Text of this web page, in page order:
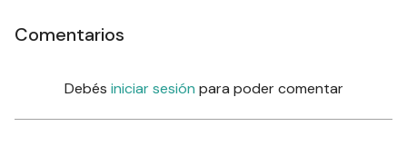
Comentarios
Debés iniciar sesión para poder comentar